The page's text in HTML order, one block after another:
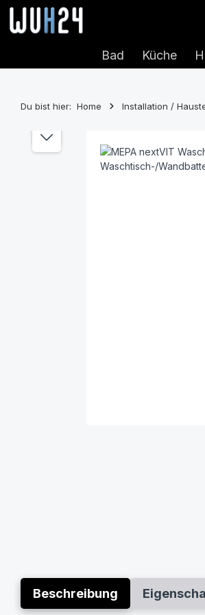
Hauptinhalt springen
Zur Suche springen
Zur Hauptnavigation springen
Bad Küche
Du bist hier: Home Installation /
Bildergalerie überspringen
Beschreibung